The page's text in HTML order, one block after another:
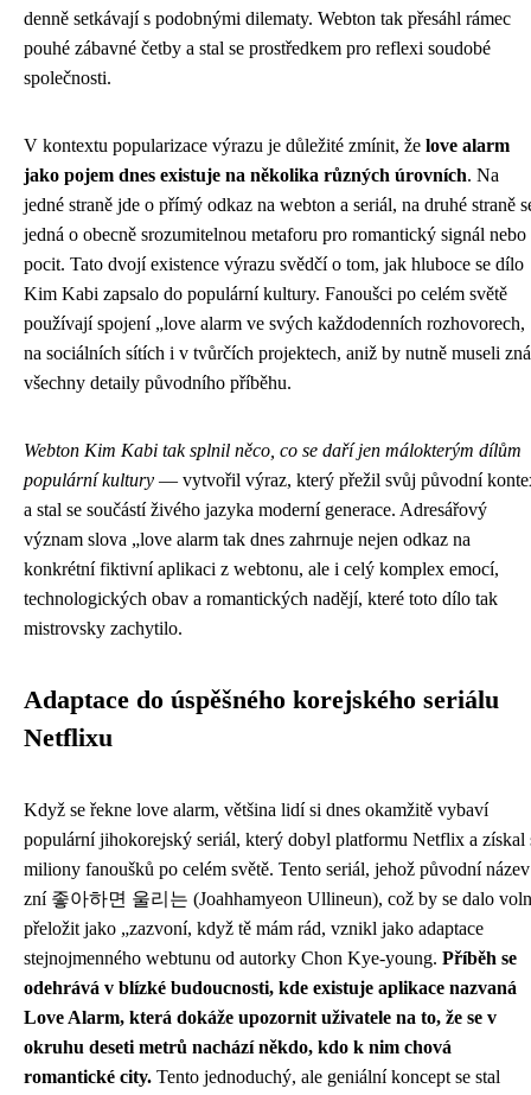
denně setkávají s podobnými dilematy. Webton tak přesáhl rámec
pouhé zábavné četby a stal se prostředkem pro reflexi soudobé
společnosti.
V kontextu popularizace výrazu je důležité zmínit, že love alarm
jako pojem dnes existuje na několika různých úrovních. Na
jedné straně jde o přímý odkaz na webton a seriál, na druhé straně
jedná o obecně srozumitelnou metaforu pro romantický signál nebo
pocit. Tato dvojí existence výrazu svědčí o tom, jak hluboce se dílo
Kim Kabi zapsalo do populární kultury. Fanoušci po celém světě
používají spojení „love alarm ve svých každodenních rozhovorech,
na sociálních sítích i v tvůrčích projektech, aniž by nutně museli
všechny detaily původního příběhu.
Webton Kim Kabi tak splnil něco, co se daří jen málokterým dílům
populární kultury — vytvořil výraz, který přežil svůj původní
a stal se součástí živého jazyka moderní generace. Adresářový
význam slova „love alarm tak dnes zahrnuje nejen odkaz na
konkrétní fiktivní aplikaci z webtonu, ale i celý komplex emocí,
technologických obav a romantických nadějí, které toto dílo tak
mistrovsky zachytilo.
Adaptace do úspěšného korejského seriálu
Netflixu
Když se řekne love alarm, většina lidí si dnes okamžitě vybaví
populární jihokorejský seriál, který dobyl platformu Netflix a získal
miliony fanoušků po celém světě. Tento seriál, jehož původní název
zní 좋아하면 울리는 (Joahhamyeon Ullineun), což by se dalo
přeložit jako „zazvoní, když tě mám rád, vznikl jako adaptace
stejnojmenného webtunu od autorky Chon Kye-young. Příběh se
odehrává v blízké budoucnosti, kde existuje aplikace nazvaná
Love Alarm, která dokáže upozornit uživatele na to, že se v
okruhu deseti metrů nachází někdo, kdo k nim chová
romantické city. Tento jednoduchý, ale geniální koncept se stal